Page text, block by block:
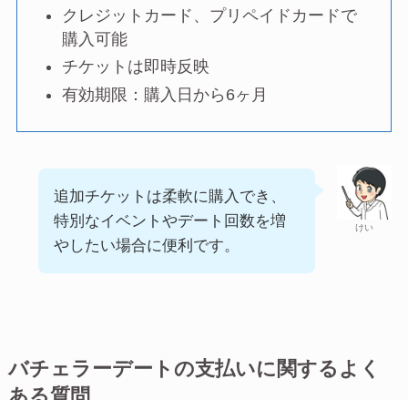
クレジットカード、プリペイドカードで
購入可能
チケットは即時反映
有効期限：購入日から6ヶ月
けい
追加チケットは柔軟に購入でき、
特別なイベントやデート回数を増
やしたい場合に便利です。
バチェラーデートの支払いに関するよく